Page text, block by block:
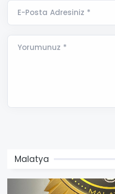
E-Posta Adresiniz *
Yorumunuz *
Malatya